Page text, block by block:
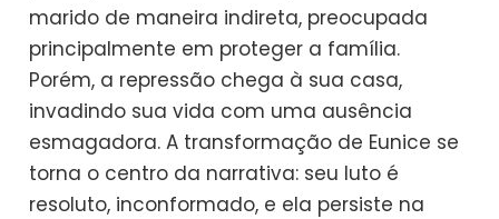
marido de maneira indireta, preocupada
principalmente em proteger a família.
Porém, a repressão chega à sua casa,
invadindo sua vida com uma ausência
esmagadora. A transformação de Eunice se
torna o centro da narrativa: seu luto é
resoluto, inconformado, e ela persiste na